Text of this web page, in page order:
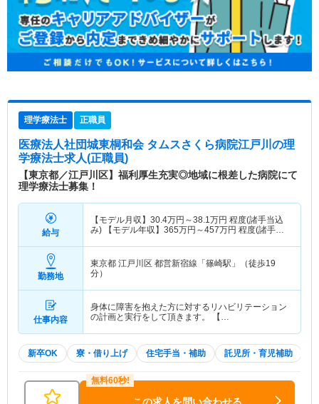
理学療法士 正職員
医療法人社団城東桐和会 タムスさくら病院江戸川 の理
学療法士求人(正職員)
【東京都／江戸川区】福利厚生充実◎地域に根差した病院にて
理学療法士募集！
給与
【モデル月収】 30.4万円～38.1 万円 程度(諸手当込
み) 【モデル年収】 365万円～457万円 程度(諸手当
勤務地
東京都 江戸川区 都営新宿線「篠崎駅」（徒歩19
分）
仕事内容
身体に障害を抱えた方に対するリハビリテーション
の計画と実行をして頂きます。 【…
新卒OK 寮・借り上げ 住宅手当・補助 託児所・育児補助
この求人を問い合わせる